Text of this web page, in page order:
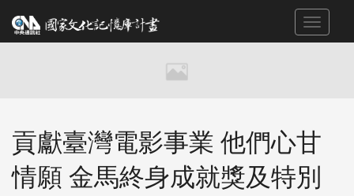
到
Toggle
貢獻臺灣電影事業 他們心甘
情願 金馬終身成就獎及特別